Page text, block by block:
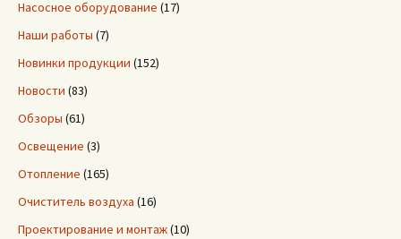
Насосное оборудование (17)
Наши работы (7)
Новинки продукции (152)
Новости (83)
Обзоры (61)
Освещение (3)
Отопление (165)
Очиститель воздуха (16)
Проектирование и монтаж(10)